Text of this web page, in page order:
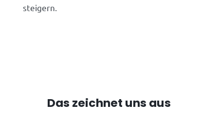
steigern.
Das zeichnet uns aus